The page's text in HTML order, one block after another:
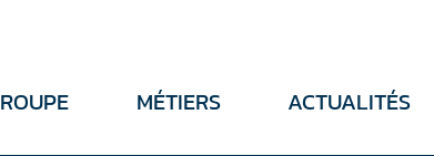
MÉTIERS ACTUALITÉS